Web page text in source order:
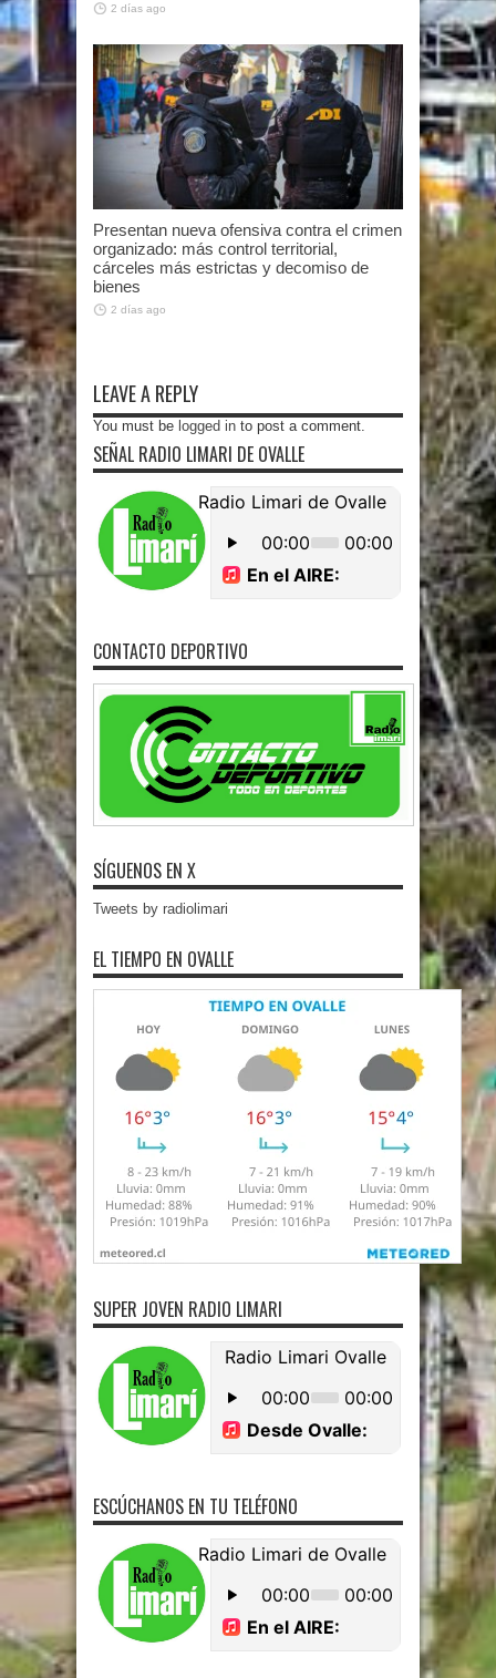
2 días ago
Presentan nueva ofensiva contra el crimen
organizado: más control territorial,
cárceles más estrictas y decomiso de
bienes
2 días ago
LEAVE A REPLY
You must be logged in to post a comment.
SEÑAL RADIO LIMARI DE OVALLE
CONTACTO DEPORTIVO
SÍGUENOS EN X
Tweets by radiolimari
EL TIEMPO EN OVALLE
SUPER JOVEN RADIO LIMARI
ESCÚCHANOS EN TU TELÉFONO